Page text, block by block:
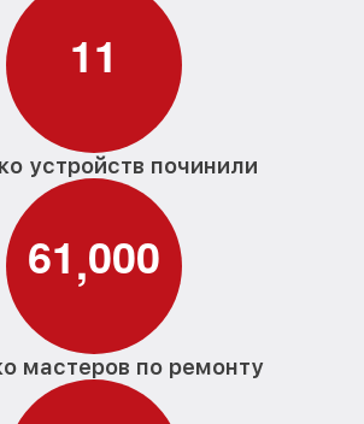
11
устройств починили
61,000
мастеров по ремонту